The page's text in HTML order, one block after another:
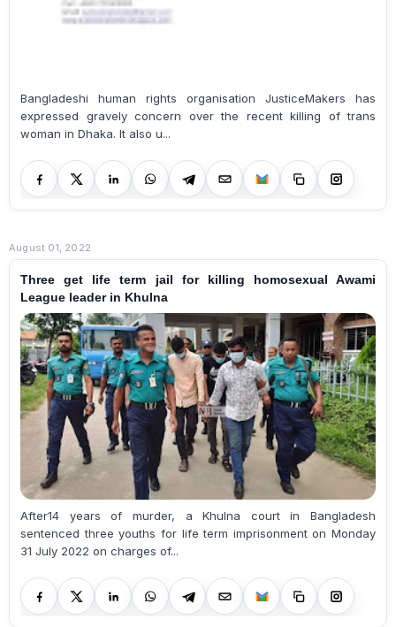
Bangladeshi human rights organisation JusticeMakers has
expressed gravely concern over the recent killing of trans
woman in Dhaka. It also u...
August 01, 2022
Three get life term jail for killing homosexual Awami
League leader in Khulna
After14 years of murder, a Khulna court in Bangladesh
sentenced three youths for life term imprisonment on Monday
31 July 2022 on charges of...